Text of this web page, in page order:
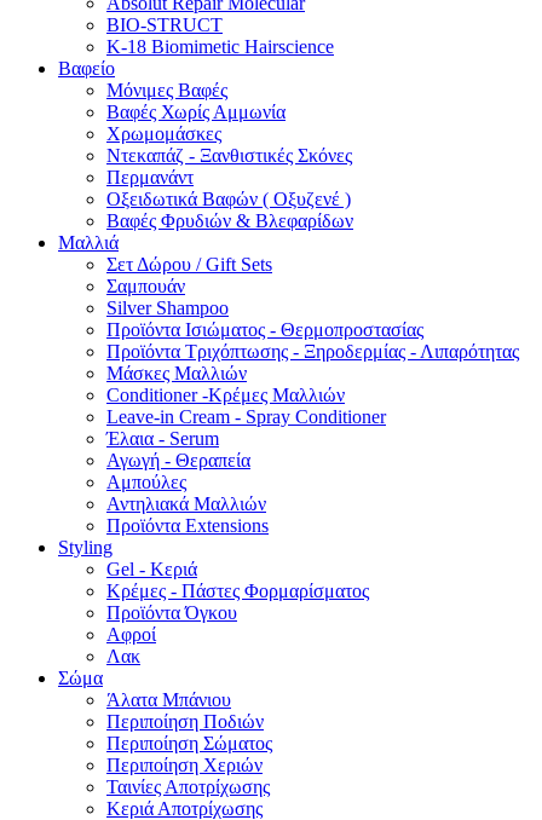
BIO-STRUCT
K-18 Biomimetic Hairscience
Βαφείο
Μόνιμες Βαφές
Βαφές Χωρίς Αμμωνία
Χρωμομάσκες
Ντεκαπάζ - Ξανθιστικές Σκόνες
Περμανάντ
Οξειδωτικά Βαφών ( Οξυζενέ )
Βαφές Φρυδιών & Βλεφαρίδων
Μαλλιά
Σετ Δώρου / Gift Sets
Σαμπουάν
Silver Shampoo
Προϊόντα Ισιώματος - Θερμοπροστασίας
Προϊόντα Τριχόπτωσης - Ξηροδερμίας - Λιπαρότητας
Μάσκες Μαλλιών
Conditioner -Κρέμες Μαλλιών
Leave-in Cream - Spray Conditioner
Έλαια - Serum
Αγωγή - Θεραπεία
Αμπούλες
Αντηλιακά Μαλλιών
Προϊόντα Extensions
Styling
Gel - Κεριά
Κρέμες - Πάστες Φορμαρίσματος
Προϊόντα Όγκου
Αφροί
Λακ
Σώμα
Άλατα Μπάνιου
Περιποίηση Ποδιών
Περιποίηση Σώματος
Περιποίηση Χεριών
Ταινίες Αποτρίχωσης
Κεριά Αποτρίχωσης